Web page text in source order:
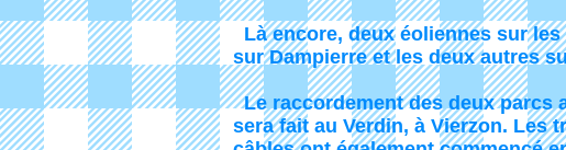
Là encore, deux éoliennes sur
sur Dampierre et les deux autres
Le raccordement des deux parcs
sera fait au Verdin, à Vierzon. Les